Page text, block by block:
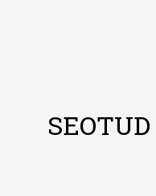
SEOTUD